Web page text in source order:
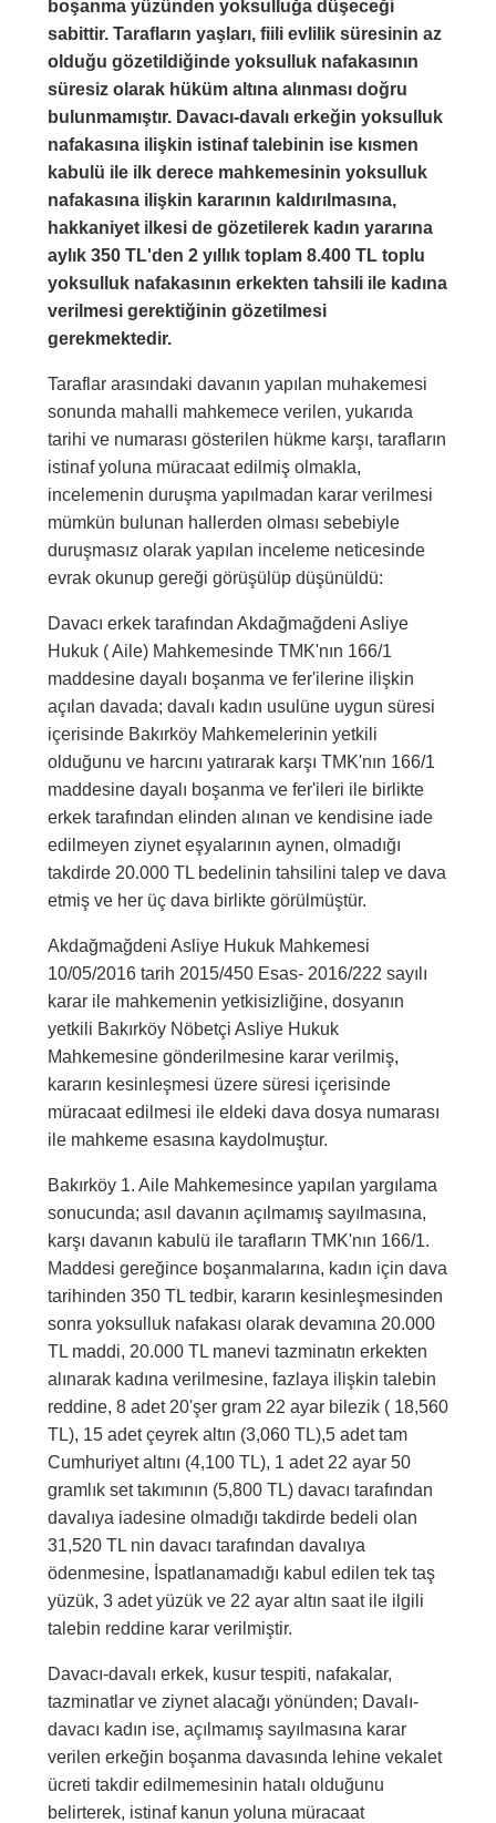
boşanma yüzünden yoksulluğa düşeceği
sabittir. Tarafların yaşları, fiili evlilik süresinin az
olduğu gözetildiğinde yoksulluk nafakasının
süresiz olarak hüküm altına alınması doğru
bulunmamıştır. Davacı-davalı erkeğin yoksulluk
nafakasına ilişkin istinaf talebinin ise kısmen
kabulü ile ilk derece mahkemesinin yoksulluk
nafakasına ilişkin kararının kaldırılmasına,
hakkaniyet ilkesi de gözetilerek kadın yararına
aylık 350 TL'den 2 yıllık toplam 8.400 TL toplu
yoksulluk nafakasının erkekten tahsili ile kadına
verilmesi gerektiğinin gözetilmesi
gerekmektedir.
Taraflar arasındaki davanın yapılan muhakemesi
sonunda mahalli mahkemece verilen, yukarıda
tarihi ve numarası gösterilen hükme karşı, tarafların
istinaf yoluna müracaat edilmiş olmakla,
incelemenin duruşma yapılmadan karar verilmesi
mümkün bulunan hallerden olması sebebiyle
duruşmasız olarak yapılan inceleme neticesinde
evrak okunup gereği görüşülüp düşünüldü:
Davacı erkek tarafından Akdağmağdeni Asliye
Hukuk ( Aile) Mahkemesinde TMK'nın 166/1
maddesine dayalı boşanma ve fer'ilerine ilişkin
açılan davada; davalı kadın usulüne uygun süresi
içerisinde Bakırköy Mahkemelerinin yetkili
olduğunu ve harcını yatırarak karşı TMK'nın 166/1
maddesine dayalı boşanma ve fer'ileri ile birlikte
erkek tarafından elinden alınan ve kendisine iade
edilmeyen ziynet eşyalarının aynen, olmadığı
takdirde 20.000 TL bedelinin tahsilini talep ve dava
etmiş ve her üç dava birlikte görülmüştür.
Akdağmağdeni Asliye Hukuk Mahkemesi
10/05/2016 tarih 2015/450 Esas- 2016/222 sayılı
karar ile mahkemenin yetkisizliğine, dosyanın
yetkili Bakırköy Nöbetçi Asliye Hukuk
Mahkemesine gönderilmesine karar verilmiş,
kararın kesinleşmesi üzere süresi içerisinde
müracaat edilmesi ile eldeki dava dosya numarası
ile mahkeme esasına kaydolmuştur.
Bakırköy 1. Aile Mahkemesince yapılan yargılama
sonucunda; asıl davanın açılmamış sayılmasına,
karşı davanın kabulü ile tarafların TMK'nın 166/1.
Maddesi gereğince boşanmalarına, kadın için dava
tarihinden 350 TL tedbir, kararın kesinleşmesinden
sonra yoksulluk nafakası olarak devamına 20.000
TL maddi, 20.000 TL manevi tazminatın erkekten
alınarak kadına verilmesine, fazlaya ilişkin talebin
reddine, 8 adet 20'şer gram 22 ayar bilezik ( 18,560
TL), 15 adet çeyrek altın (3,060 TL),5 adet tam
Cumhuriyet altını (4,100 TL), 1 adet 22 ayar 50
gramlık set takımının (5,800 TL) davacı tarafından
davalıya iadesine olmadığı takdirde bedeli olan
31,520 TL nin davacı tarafından davalıya
ödenmesine, İspatlanamadığı kabul edilen tek taş
yüzük, 3 adet yüzük ve 22 ayar altın saat ile ilgili
talebin reddine karar verilmiştir.
Davacı-davalı erkek, kusur tespiti, nafakalar,
tazminatlar ve ziynet alacağı yönünden; Davalı-
davacı kadın ise, açılmamış sayılmasına karar
verilen erkeğin boşanma davasında lehine vekalet
ücreti takdir edilmemesinin hatalı olduğunu
belirterek, istinaf kanun yoluna müracaat